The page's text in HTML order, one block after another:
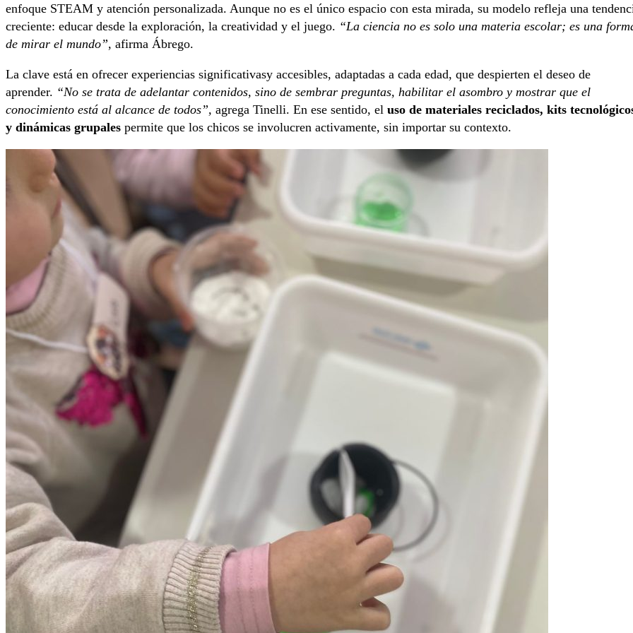
enfoque STEAM y atención personalizada. Aunque no es el único espacio con esta mirada, su modelo refleja una
creciente: educar desde la exploración, la creatividad y el juego. “La ciencia no es solo una materia escolar; es una
de mirar el mundo”, afirma Ábrego.
La clave está en ofrecer experiencias significativasy accesibles, adaptadas a cada edad, que despierten el deseo de
aprender. “No se trata de adelantar contenidos, sino de sembrar preguntas, habilitar el asombro y mostrar que el
conocimiento está al alcance de todos”, agrega Tinelli. En ese sentido, el uso de materiales reciclados, kits
y dinámicas grupales permite que los chicos se involucren activamente, sin importar su contexto.